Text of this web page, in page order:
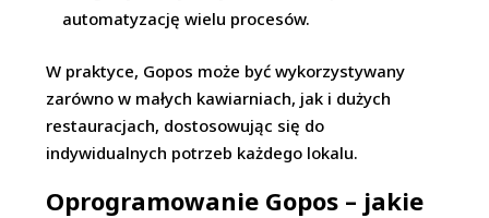
automatyzację wielu procesów.
W praktyce, Gopos może być wykorzystywany
zarówno w małych kawiarniach, jak i dużych
restauracjach, dostosowując się do
indywidualnych potrzeb każdego lokalu.
Oprogramowanie Gopos – jakie